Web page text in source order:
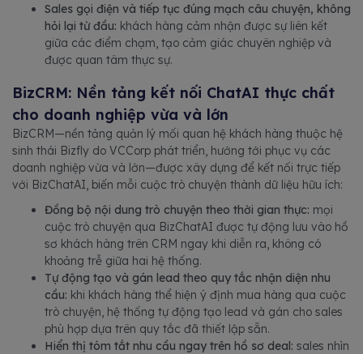
Sales gọi điện và tiếp tục đúng mạch câu chuyện, không
hỏi lại từ đầu: khách hàng cảm nhận được sự liên kết
giữa các điểm chạm, tạo cảm giác chuyên nghiệp và
được quan tâm thực sự.
BizCRM: Nền tảng kết nối ChatAI thực chất
cho doanh nghiệp vừa và lớn
BizCRM—nền tảng quản lý mối quan hệ khách hàng thuộc hệ
sinh thái Bizfly do VCCorp phát triển, hướng tới phục vụ các
doanh nghiệp vừa và lớn—được xây dựng để kết nối trực tiếp
với BizChatAI, biến mỗi cuộc trò chuyện thành dữ liệu hữu ích:
Đồng bộ nội dung trò chuyện theo thời gian thực: mọi
cuộc trò chuyện qua BizChatAI được tự động lưu vào hồ
sơ khách hàng trên CRM ngay khi diễn ra, không có
khoảng trễ giữa hai hệ thống.
Tự động tạo và gán lead theo quy tắc nhận diện nhu
cầu: khi khách hàng thể hiện ý định mua hàng qua cuộc
trò chuyện, hệ thống tự động tạo lead và gán cho sales
phù hợp dựa trên quy tắc đã thiết lập sẵn.
Hiển thị tóm tắt nhu cầu ngay trên hồ sơ deal: sales nhìn